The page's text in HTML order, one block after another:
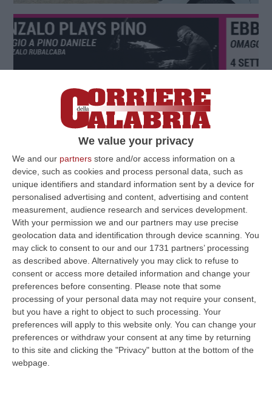
We value your privacy
We and our partners store and/or access information on a
device, such as cookies and process personal data, such as
unique identifiers and standard information sent by a device for
personalised advertising and content, advertising and content
measurement, audience research and services development.
With your permission we and our partners may use precise
geolocation data and identification through device scanning. You
may click to consent to our and our 1731 partners’ processing
as described above. Alternatively you may click to refuse to
consent or access more detailed information and change your
preferences before consenting.
Please note that some
processing of your personal data may not require your consent,
but you have a right to object to such processing. Your
preferences will apply to this website only. You can change your
preferences or withdraw your consent at any time by returning
to this site and clicking the "Privacy" button at the bottom of the
webpage.